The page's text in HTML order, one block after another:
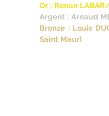
Or : Ronan
Argent : Arnaud
Bronze : Louis
Saint Maur)